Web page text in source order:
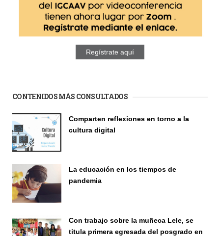
Regístrate aquí
CONTENIDOS MÁS CONSULTADOS
Comparten reflexiones en torno a la
cultura digital
La educación en los tiempos de
pandemia
Con trabajo sobre la muñeca Lele, se
titula primera egresada del posgrado en